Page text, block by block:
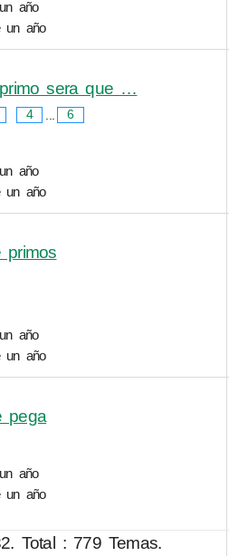
año
un año
sera que …
4 6
año
un año
primos
año
un año
pega
año
un año
Total : 779 Temas.